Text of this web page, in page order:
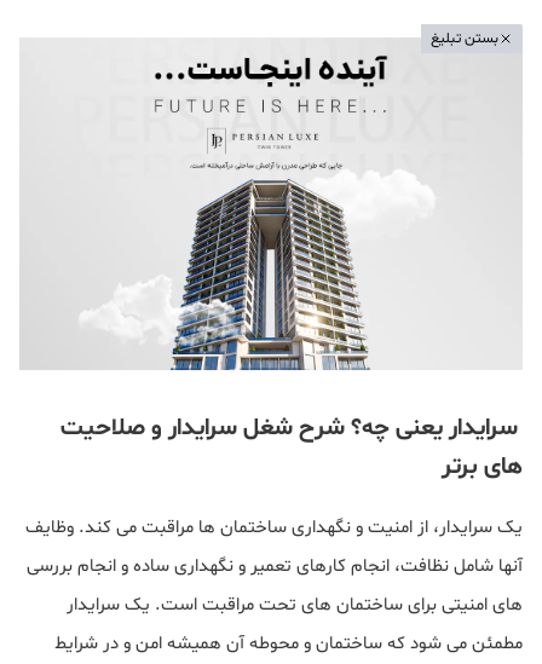
بستن تبلیغ
سرایدار یعنی چه؟ شرح شغل سرایدار و صلاحیت
های برتر
یک سرایدار، از امنیت و نگهداری ساختمان ها مراقبت می کند. وظایف
آنها شامل نظافت، انجام کارهای تعمیر و نگهداری ساده و انجام بررسی
های امنیتی برای ساختمان های تحت مراقبت است. یک سرایدار
مطمئن می شود که ساختمان و محوطه آن همیشه امن و در شرایط